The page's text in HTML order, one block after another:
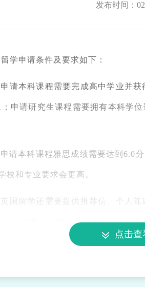
发布时间：
学申请条件及要求如下：
申请本科课程需要完成高中学业并
申请研究生课程需要拥有本科学
申请本科课程雅思成绩需要达到6.0
校和专业要求会更高。
英国留学还需要提供推荐信、个人
部分英国大学的申请截止时间有所
并尽早准备申请材料。
点击